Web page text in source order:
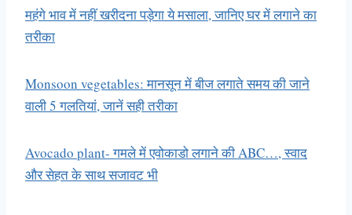
महंगे भाव में नहीं खरीदना पड़ेगा ये मसाला, जानिए घर में लगाने का
तरीका
Monsoon vegetables: मानसून में बीज लगाते समय की जाने
वाली 5 गलतियां, जानें सही तरीका
Avocado plant- गमले में एवोकाडो लगाने की ABC…, स्वाद
और सेहत के साथ सजावट भी